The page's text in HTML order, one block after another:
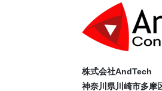
株式会社AndTech
神奈川県川崎市多摩